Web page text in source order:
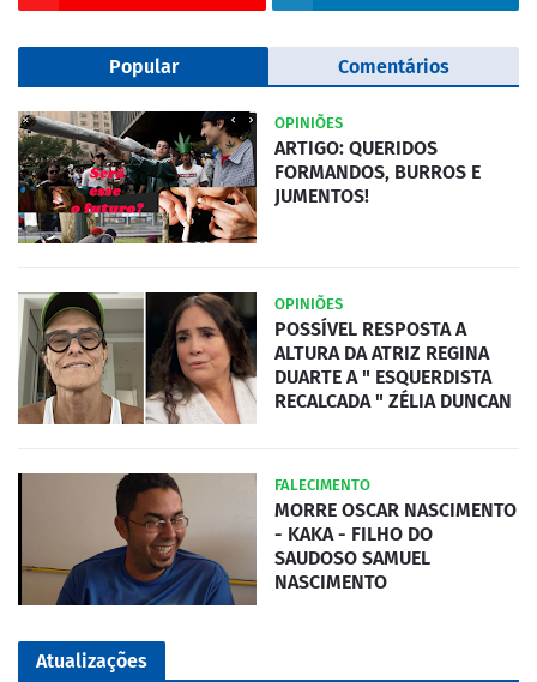
Popular Comentários
OPINIÕES
ARTIGO: QUERIDOS
FORMANDOS, BURROS E
JUMENTOS!
OPINIÕES
POSSÍVEL RESPOSTA A
ALTURA DA ATRIZ REGINA
DUARTE A " ESQUERDISTA
RECALCADA " ZÉLIA DUNCAN
FALECIMENTO
MORRE OSCAR NASCIMENTO
- KAKA - FILHO DO
SAUDOSO SAMUEL
NASCIMENTO
Atualizações